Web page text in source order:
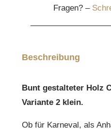
Fragen? –
Beschreibung
Bunt gestalteter Holz
Variante 2 klein.
Ob für Karneval, als